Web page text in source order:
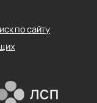
по сайту